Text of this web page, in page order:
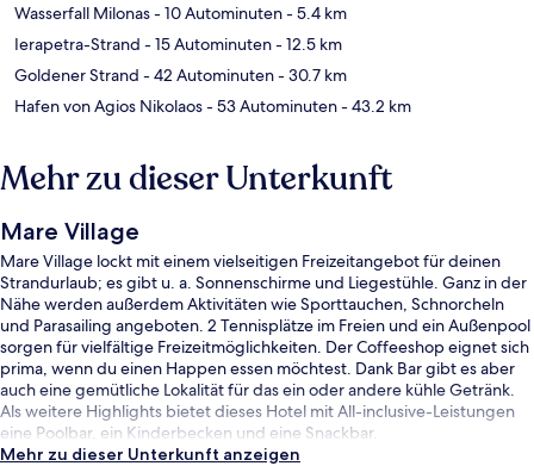
Wasserfall Milonas- 10 Autominuten- 5.4 km
Ierapetra-Strand - 15 Autominuten- 12.5 km
Goldener Strand - 42 Autominuten- 30.7 km
Hafen von Agios Nikolaos- 53 Autominuten- 43.2 km
Mehr zu dieser Unterkunft
Mare Village
Mare Village lockt mit einem vielseitigen Freizeitangebot für deinen
Strandurlaub; es gibt u. a. Sonnenschirme und Liegestühle. Ganz in der
Nähe werden außerdem Aktivitäten wie Sporttauchen, Schnorcheln
und Parasailing angeboten. 2 Tennisplätze im Freien und ein Außenpool
sorgen für vielfältige Freizeitmöglichkeiten. Der Coffeeshop eignet sich
prima, wenn du einen Happen essen möchtest. Dank Bar gibt es aber
auch eine gemütliche Lokalität für das ein oder andere kühle Getränk.
Als weitere Highlights bietet dieses Hotel mit All-inclusive-Leistungen
eine Poolbar, ein Kinderbecken und eine Snackbar.
Mehr zu dieser Unterkunft anzeigen